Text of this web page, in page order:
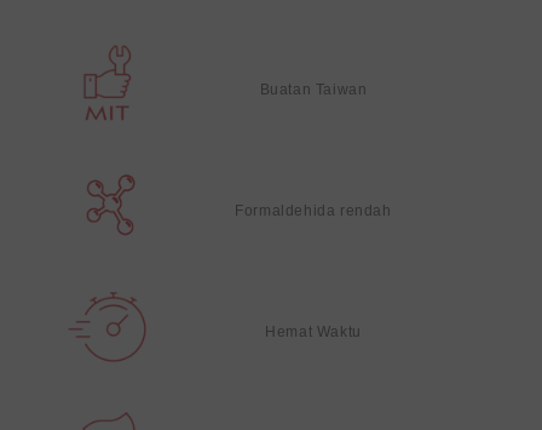
Buatan Taiwan
Formaldehida rendah
Hemat Waktu